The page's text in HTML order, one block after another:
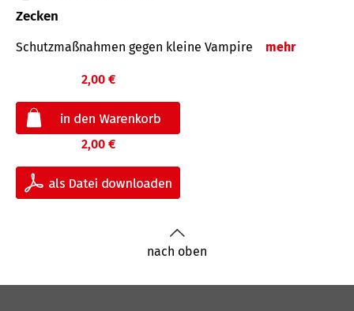
Zecken
Schutz­maß­nahmen gegen kleine Vampire mehr
2,00 €
2,00 €
nach oben